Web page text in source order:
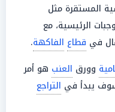
المستقرة مثل
الرئيسية، مع
في قطاع الفاكهة.
وورق العنب هو أمر
يبدأ في التراجع